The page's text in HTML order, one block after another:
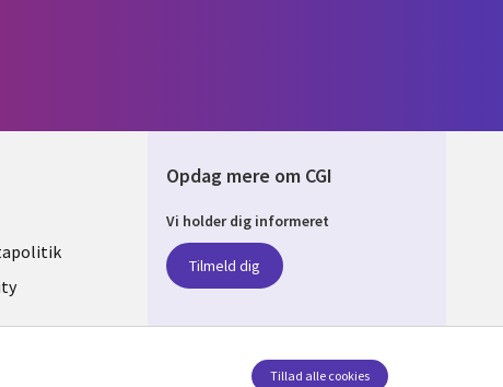
Opdag mere om CGI
Vi holder dig informeret
Tilmeld dig
Tillad alle cookies